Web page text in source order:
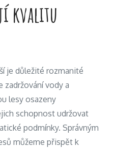
kvalitu
je důležité rozmanité
zadržování vody a
lesy osazeny
schopnost udržovat
podmínky. Správným
můžeme přispět k